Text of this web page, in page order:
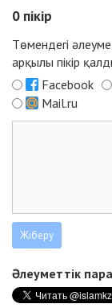
0 пікір
Төмендегі
арқылы пікір
Facebook
Mail.ru
Әлеуметтік